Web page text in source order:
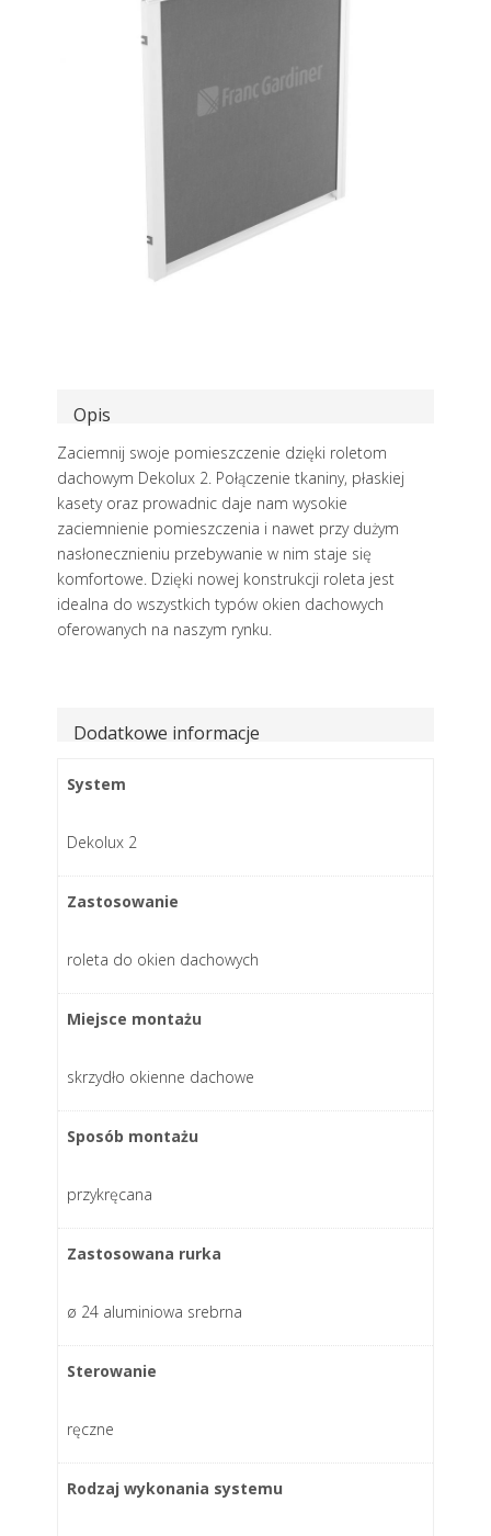
Opis
Zaciemnij swoje pomieszczenie dzięki roletom
dachowym Dekolux 2. Połączenie tkaniny, płaskiej
kasety oraz prowadnic daje nam wysokie
zaciemnienie pomieszczenia i nawet przy dużym
nasłonecznieniu przebywanie w nim staje się
komfortowe. Dzięki nowej konstrukcji roleta jest
idealna do wszystkich typów okien dachowych
oferowanych na naszym rynku.
Dodatkowe informacje
System
Dekolux 2
Zastosowanie
roleta do okien dachowych
Miejsce montażu
skrzydło okienne dachowe
Sposób montażu
przykręcana
Zastosowana rurka
ø 24 aluminiowa srebrna
Sterowanie
ręczne
Rodzaj wykonania systemu